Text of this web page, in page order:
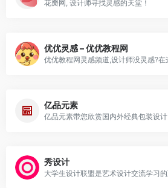
花瓣网, 设计师寻找灵感的天堂！
优优灵感 – 优优教程网
亿品元素
亿品元素带您欣赏国内外经典包装设计
秀设计
大学生设计联盟是艺术设计交流学习